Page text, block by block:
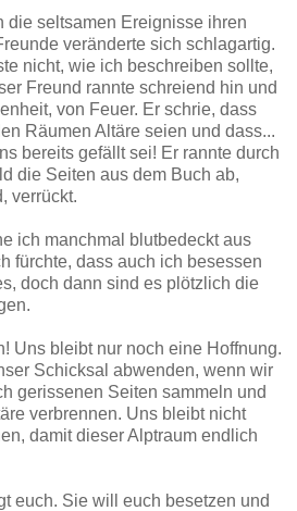
die seltsamen Ereignisse ihren
veränderte sich schlagartig.
nicht, wie ich beschreiben sollte,
Freund rannte schreiend hin und
von Feuer. Er schrie, dass
Räumen Altäre seien und dass...
bereits gefällt sei! Er rannte durch
die Seiten aus dem Buch ab,
verrückt.
ich manchmal blutbedeckt aus
fürchte, dass auch ich besessen
doch dann sind es plötzlich die
Uns bleibt nur noch eine Hoffnung.
Schicksal abwenden, wenn wir
gerissenen Seiten sammeln und
verbrennen. Uns bleibt nicht
damit dieser Alptraum endlich
euch. Sie will euch besetzen und